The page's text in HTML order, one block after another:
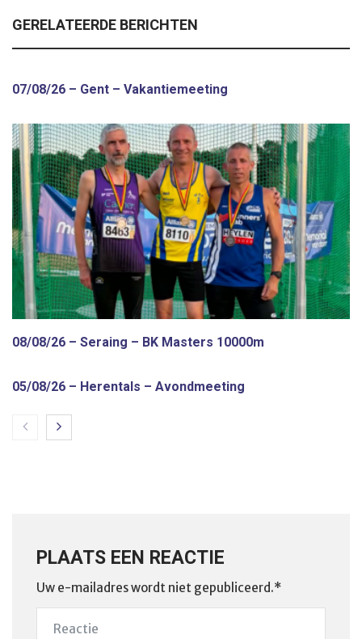
GERELATEERDE BERICHTEN
07/08/26 – Gent – Vakantiemeeting
08/08/26 – Seraing – BK Masters 10000m
05/08/26 – Herentals – Avondmeeting
PLAATS EEN REACTIE
Uw e-mailadres wordt niet gepubliceerd.*